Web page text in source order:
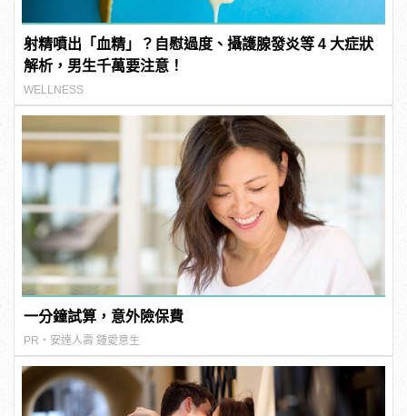
射精噴出「血精」？自慰過度、攝護腺發炎等 4 大症狀
解析，男生千萬要注意！
WELLNESS
一分鐘試算，意外險保費
PR・安達人壽 鍾愛意生